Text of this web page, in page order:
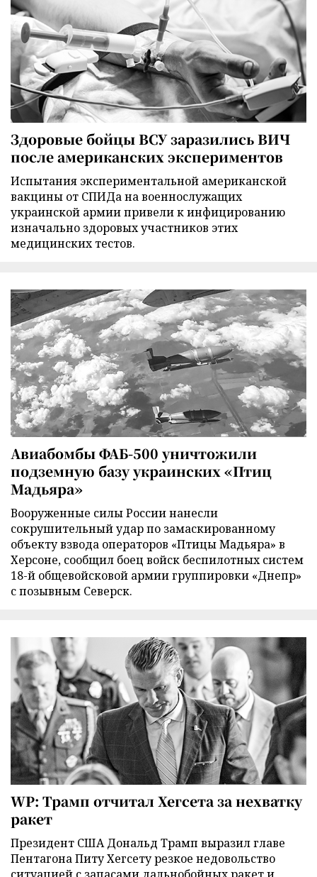
Здоровые бойцы ВСУ заразились ВИЧ
после американских экспериментов
Испытания экспериментальной американской
вакцины от СПИДа на военнослужащих
украинской армии привели к инфицированию
изначально здоровых участников этих
медицинских тестов.
Авиабомбы ФАБ-500 уничтожили
подземную базу украинских «Птиц
Мадьяра»
Вооруженные силы России нанесли
сокрушительный удар по замаскированному
объекту взвода операторов «Птицы Мадьяра» в
Херсоне, сообщил боец войск беспилотных систем
18-й общевойсковой армии группировки «Днепр»
с позывным Северск.
WP: Трамп отчитал Хегсета за нехватку
ракет
Президент США Дональд Трамп выразил главе
Пентагона Питу Хегсету резкое недовольство
ситуацией с запасами дальнобойных ракет и